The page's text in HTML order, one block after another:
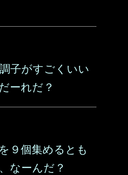
子がすごくいい
ーれだ？
９個集めるとも
なーんだ？